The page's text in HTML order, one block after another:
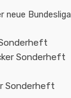
neue Bundesliga
Sonderheft
Sonderheft